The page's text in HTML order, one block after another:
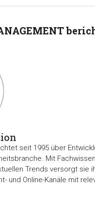
Cookies
um Inhalte und
für soziale
unsere Website zu
zu Ihrer
Medien, Werbung
diese Informationen
die Sie ihnen
Ihrer Nutzung der Dienste
seit 1995 über
Mit
Trends versorgt sie
und Online-Kanäle mit